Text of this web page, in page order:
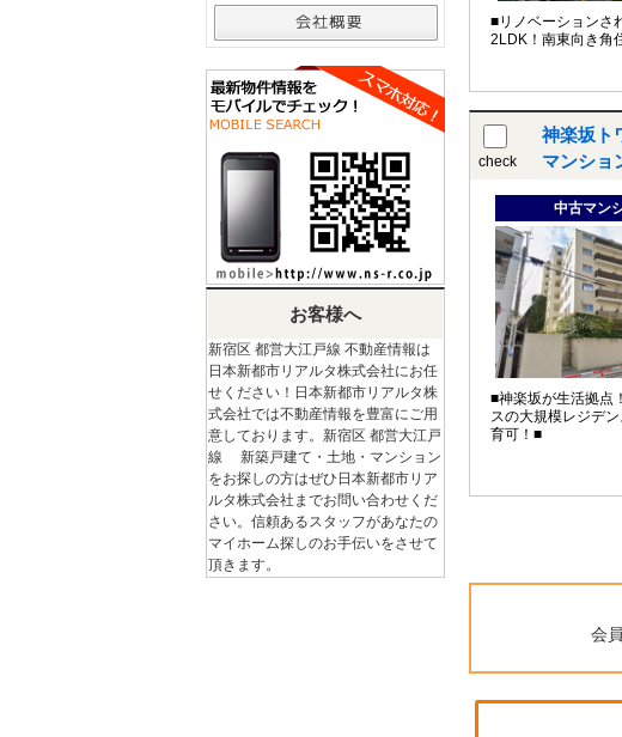
■リノベーションさ
2LDK！南東向き角
check
神楽坂ト
マンショ
中古マン
■神楽坂が生活拠点
スの大規模レジデ
育可！■
会
お客様へ
新宿区 都営大江戸線 不動産情報は
日本新都市リアルタ株式会社にお任
せください！日本新都市リアルタ株
式会社では不動産情報を豊富にご用
意しております。新宿区 都営大江戸
線 新築戸建て・土地・マンション
をお探しの方はぜひ日本新都市リア
ルタ株式会社までお問い合わせくだ
さい。信頼あるスタッフがあなたの
マイホーム探しのお手伝いをさせて
頂きます。